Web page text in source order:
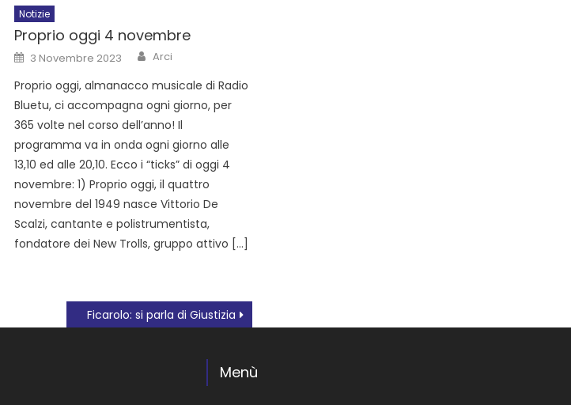
Notizie
Proprio oggi 4 novembre
3 Novembre 2023 Arci
Proprio oggi, almanacco musicale di Radio
Bluetu, ci accompagna ogni giorno, per
365 volte nel corso dell’anno! Il
programma va in onda ogni giorno alle
13,10 ed alle 20,10. Ecco i “ticks” di oggi 4
novembre: 1) Proprio oggi, il quattro
novembre del 1949 nasce Vittorio De
Scalzi, cantante e polistrumentista,
fondatore dei New Trolls, gruppo attivo […]
Ficarolo: si parla di Giustizia
Menù